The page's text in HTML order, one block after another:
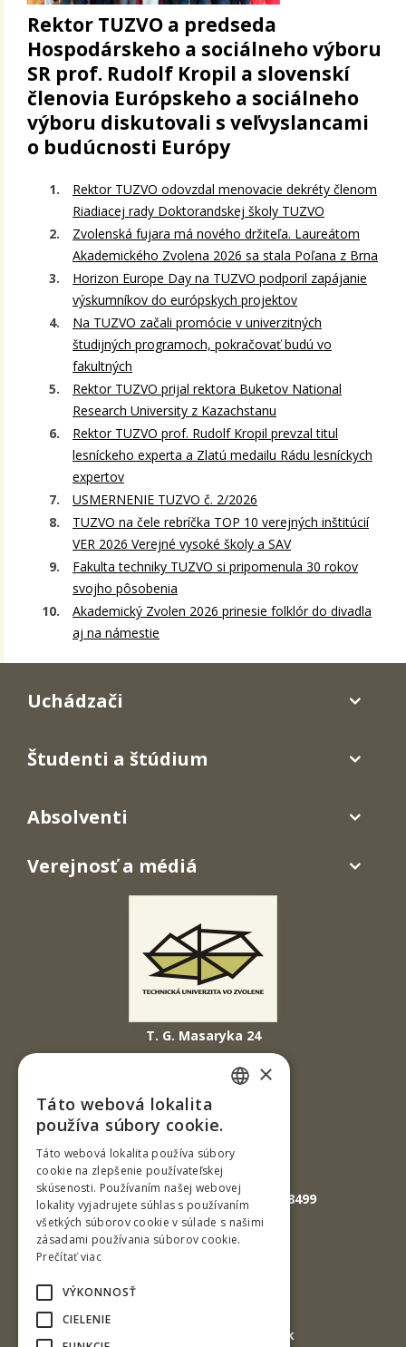
Rektor TUZVO a predseda
Hospodárskeho a sociálneho výboru
SR prof. Rudolf Kropil a slovenskí
členovia Európskeho a sociálneho
výboru diskutovali s veľvyslancami
o budúcnosti Európy
Rektor TUZVO odovzdal menovacie dekréty členom
Riadiacej rady Doktorandskej školy TUZVO
Zvolenská fujara má nového držiteľa. Laureátom
Akademického Zvolena 2026 sa stala Poľana z Brna
Horizon Europe Day na TUZVO podporil zapájanie
výskumníkov do európskych projektov
Na TUZVO začali promócie v univerzitných
študijných programoch, pokračovať budú vo
fakultných
Rektor TUZVO prijal rektora Buketov National
Research University z Kazachstanu
Rektor TUZVO prof. Rudolf Kropil prevzal titul
lesníckeho experta a Zlatú medailu Rádu lesníckych
expertov
USMERNENIE TUZVO č. 2/2026
TUZVO na čele rebríčka TOP 10 verejných inštitúcií
VER 2026 Verejné vysoké školy a SAV
Fakulta techniky TUZVO si pripomenula 30 rokov
svojho pôsobenia
Akademický Zvolen 2026 prinesie folklór do divadla
aj na námestie
T. G. Masaryka 24
960 01 Zvolen
Slovenská republika
Tel.: +421-45-520 61 11
Fax: +421-45-533 00 27
E-mail: info@tuzvo.sk
GPS súradnice: 48.572024,19.118499
E-mail: podatelna@tuzvo.sk
Uchádzači
Študenti a štúdium
Absolventi
Verejnosť a médiá
×
Táto webová lokalita
používa súbory cookie.
Táto webová lokalita používa súbory
cookie na zlepšenie používateľskej
skúsenosti. Používaním našej webovej
lokality vyjadrujete súhlas s používaním
všetkých súborov cookie v súlade s našimi
zásadami používania súborov cookie.
Prečítať viac
VÝKONNOSŤ
CIELENIE